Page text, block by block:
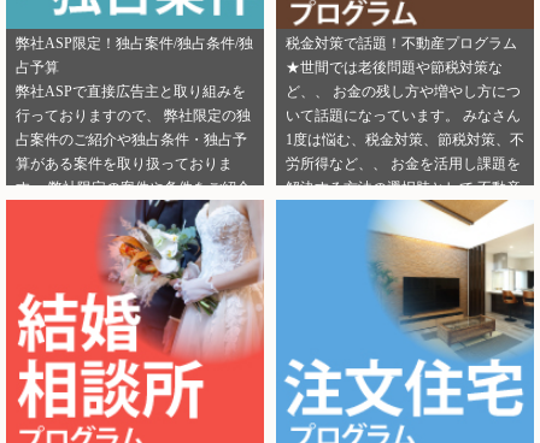
弊社ASP限定！独占案件/独占条件/独
占予算
弊社ASPで直接広告主と取り組みを
行っておりますので、 弊社限定の独
占案件のご紹介や独占条件・独占予
算がある案件を取り扱っておりま
す。 弊社限定の案件や条件をご紹介
できるカテゴリーは下記となりま
す。 ・健康食品 ・美容 ・転職エー
ジェント（IT/エンジニア求人） ・転
職エージェント（一般求人） ・転職
エージェント（工場求人） ・生理管
理ツール ・不動産（売却） ・不動産
（投資） ・不動産（外壁） ・不動産
（注文住宅） ・引越し ・ランドセル
是非この機会に、新規でご登録いた
だくアフィリエイター様は 「お申込
税金対策で話題！不動産プログラム
★世間では老後問題や節税対策な
ど、、 お金の残し方や増やし方につ
いて話題になっています。 みなさん
1度は悩む、税金対策、節税対策、不
労所得など、、 お金を活用し課題を
解決する方法の選択肢として 不動産
投資を選択する人が増えてきていま
す。 サラリーマンからでも始められ
る不動産投資は税金対策として注目
を浴びています。 弊社では独占案件
や好条件でのご案内が可能になりま
す！ 資料請求からオンライン面談な
ど複数相談方法があり訴求がしやす
いカテゴリにもなります。 ぜひご掲
載のご検討をよろしくお願いしま
す！ ★ 新規でご登録いただくアフィ